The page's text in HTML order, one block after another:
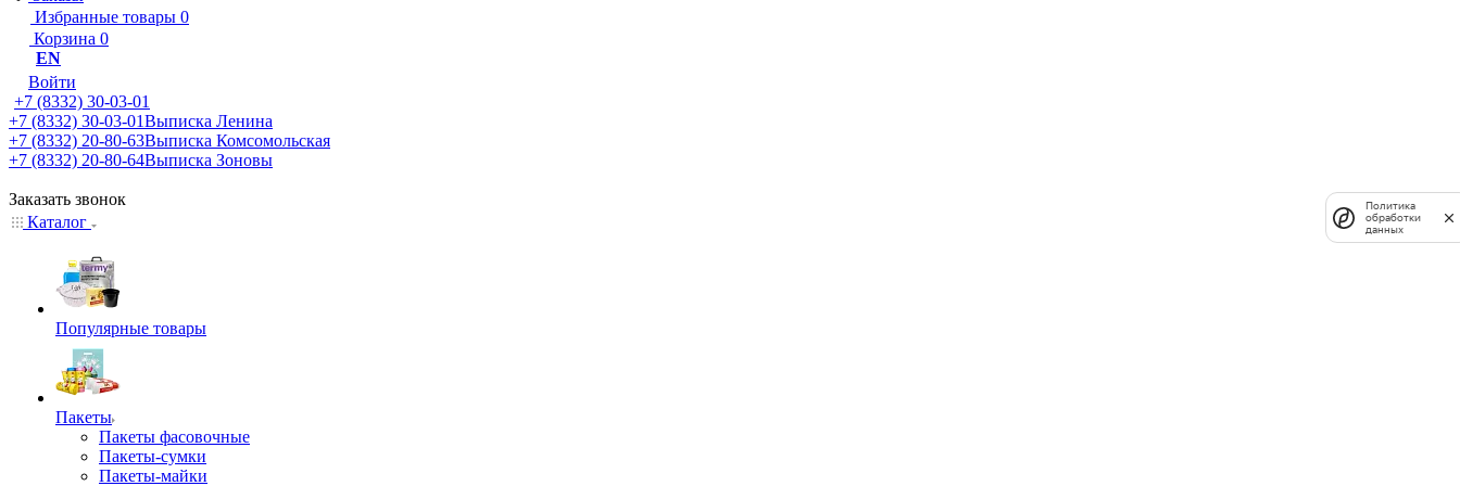
Избранные товары 0
Корзина 0
EN
Войти
+7 (8332) 30-03-01
+7 (8332) 30-03-01Выписка Ленина
+7 (8332) 20-80-63Выписка Комсомольская
+7 (8332) 20-80-64Выписка Зоновы
Заказать звонок
Каталог
Популярные товары
Пакеты
Пакеты фасовочные
Пакеты-сумки
Пакеты-майки
Политика
обработки
данных